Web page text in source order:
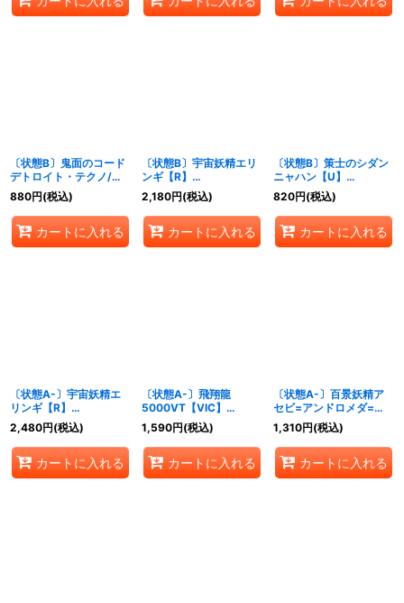
〔状態B〕鬼面のコード
デトロイト・テクノ/
「水晶よ、大地より我が
配下を創れ！」【R】
{24BD64/60}《無》
880円(税込)
カートに入れる
〔状態B〕宇宙妖精エリ
ンギ【R】
{24BD56/60}《多》
2,180円(税込)
カートに入れる
〔状態B〕策士のシダン
ニャハン【U】
{24BD68/60}《無》
820円(税込)
カートに入れる
〔状態A-〕宇宙妖精エ
リンギ【R】
{24BD56/60}《多》
2,480円(税込)
カートに入れる
〔状態A-〕飛翔龍
5000VT【VIC】
{24BD511/60}《水》
1,590円(税込)
カートに入れる
〔状態A-〕百景妖精ア
セビ=アンドロメダ=ク
シナダ【SR】
{24BD51/60}《多》
1,310円(税込)
カートに入れる